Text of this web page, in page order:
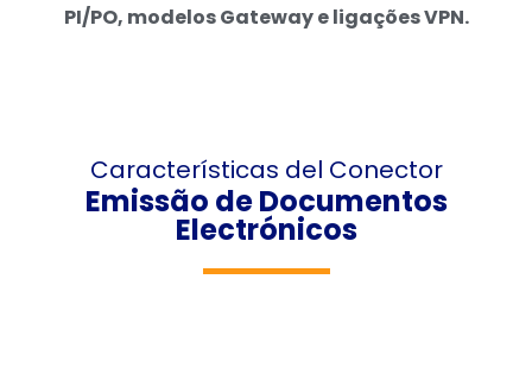
PI/PO, modelos Gateway e ligações VPN.
Características del Conector
Emissão de Documentos
Electrónicos​